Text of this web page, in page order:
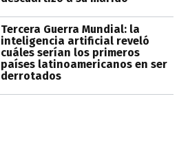
Tercera Guerra Mundial: la
inteligencia artificial reveló
cuáles serían los primeros
países latinoamericanos en ser
derrotados